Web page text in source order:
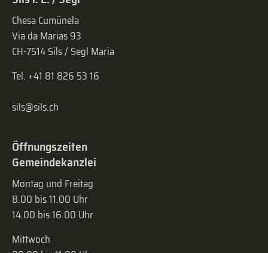
Chesa Cumünela
Via da Marias 93
CH-7514 Sils / Segl Maria
Tel. +41 81 826 53 16
sils@sils.ch
Öffnungszeiten
Gemeindekanzlei
Montag und Freitag
8.00 bis 11.00 Uhr
14.00 bis 16.00 Uhr
Mittwoch